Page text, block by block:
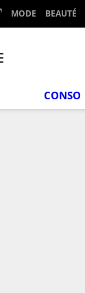
MODE BEAUTÉ
CONSO